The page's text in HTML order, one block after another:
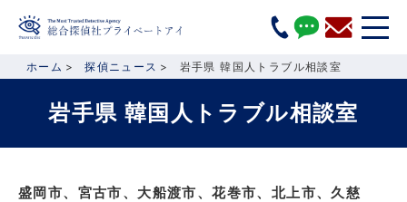
ホーム 探偵ニュース 岩手県 韓国人トラブル相談室
岩手県 韓国人トラブル相談室
盛岡市、宮古市、大船渡市、花巻市、北上市、久慈